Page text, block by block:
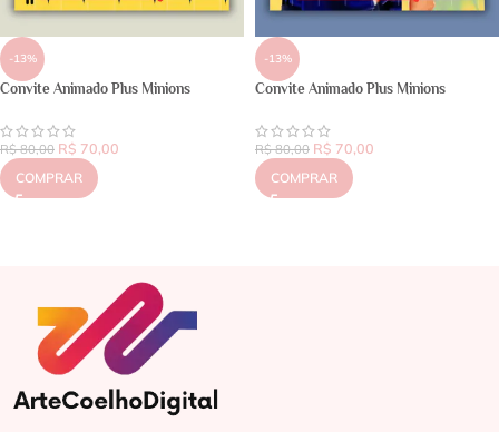
-13%
Convite Animado Plus Minions
R$80,00 R$ 70,00
COMPRAR
-13%
Convite Animado Plus Minions
R$80,00 R$ 70,00
COMPRAR